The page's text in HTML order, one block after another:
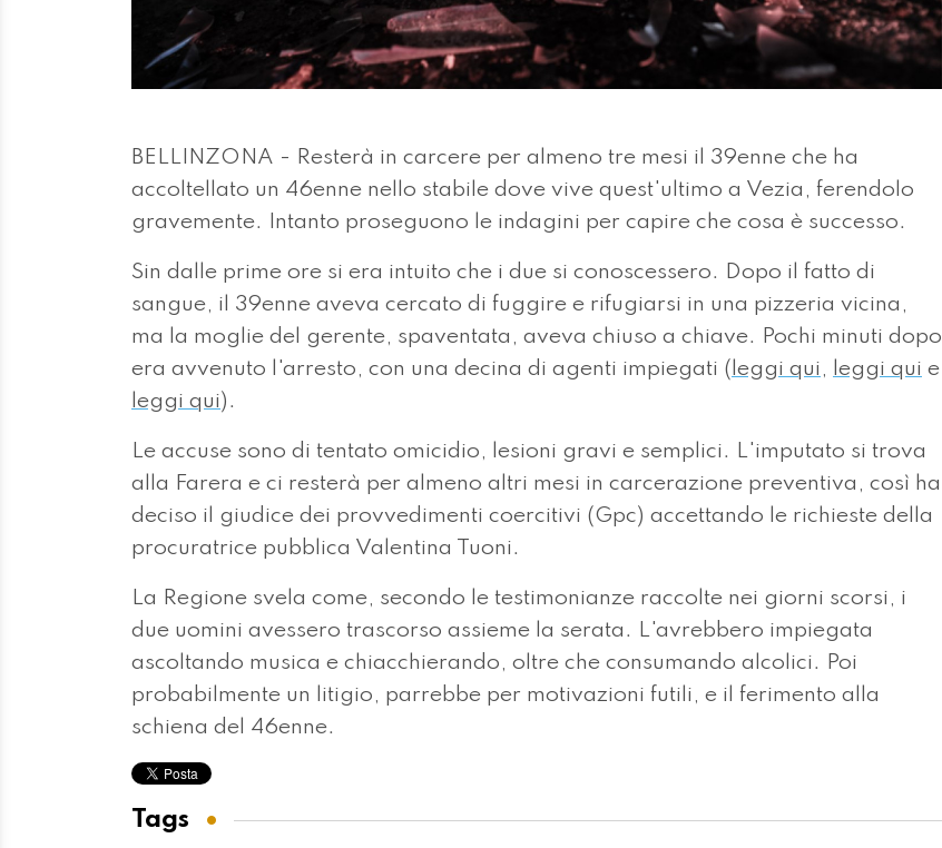
BELLINZONA - Resterà in carcere per almeno tre mesi il 39enne che ha
accoltellato un 46enne nello stabile dove vive quest'ultimo a Vezia, ferendolo
gravemente. Intanto proseguono le indagini per capire che cosa è successo.
Sin dalle prime ore si era intuito che i due si conoscessero. Dopo il fatto di
sangue, il 39enne aveva cercato di fuggire e rifugiarsi in una pizzeria vicina,
ma la moglie del gerente, spaventata, aveva chiuso a chiave. Pochi minuti dopo
era avvenuto l'arresto, con una decina di agenti impiegati ( leggi qui , leggi qui e
leggi qui).
Le accuse sono di tentato omicidio, lesioni gravi e semplici. L'imputato si trova
alla Farera e ci resterà per almeno altri mesi in carcerazione preventiva, così ha
deciso il giudice dei provvedimenti coercitivi (Gpc) accettando le richieste della
procuratrice pubblica Valentina Tuoni.
La Regione svela come, secondo le testimonianze raccolte nei giorni scorsi, i
due uomini avessero trascorso assieme la serata. L'avrebbero impiegata
ascoltando musica e chiacchierando, oltre che consumando alcolici. Poi
probabilmente un litigio, parrebbe per motivazioni futili, e il ferimento alla
schiena del 46enne.
Tags